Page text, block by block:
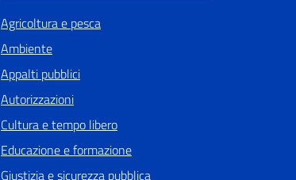
Agricoltura e pesca
Ambiente
Appalti pubblici
Autorizzazioni
Cultura e tempo libero
Educazione e formazione
Giustizia e sicurezza pubblica